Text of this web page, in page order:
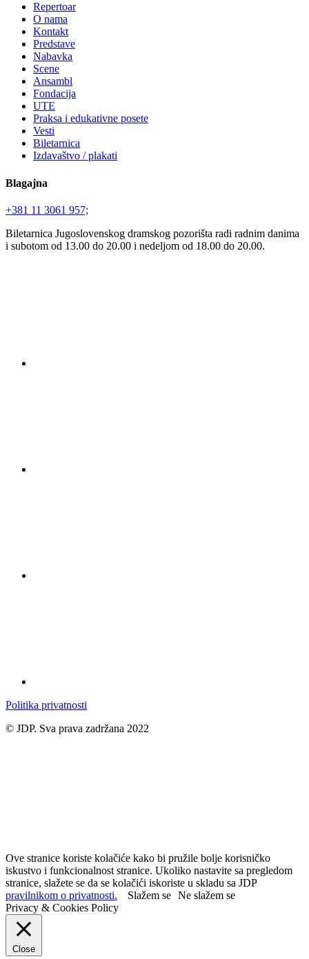
Repertoar
O nama
Kontakt
Predstave
Nabavka
Scene
Ansambl
Fondacija
UTE
Praksa i edukativne posete
Vesti
Biletarnica
Izdavaštvo / plakati
Blagajna
+381 11 3061 957;
Biletarnica Jugoslovenskog dramskog pozorišta radi radnim danima
i subotom od 13.00 do 20.00 i nedeljom od 18.00 do 20.00.
Politika privatnosti
© JDP. Sva prava zadržana 2022
Ove stranice koriste kolačiće kako bi pružile bolje korisničko
iskustvo i funkcionalnost stranice. Ukoliko nastavite sa pregledom
stranice, slažete se da se kolačići iskoriste u skladu sa JDP
pravilnikom o privatnosti.
Slažem se Ne slažem se
Privacy & Cookies Policy
Close